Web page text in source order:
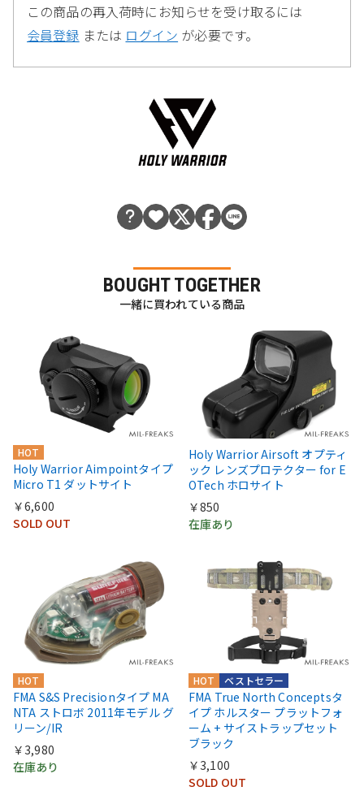
この商品の再入荷時にお知らせを受け取るには
会員登録 または ログイン が必要です。
BOUGHT TOGETHER
一緒に買われている商品
HOT
Holy Warrior Aimpointタイプ
Micro T1 ダットサイト
￥6,600
SOLD OUT
Holy Warrior Airsoft オプティ
ック レンズプロテクター for E
OTech ホロサイト
￥850
在庫あり
HOT
FMA S&S Precisionタイプ MA
NTA ストロボ 2011年モデル グ
リーン/IR
￥3,980
在庫あり
ベストセラー
HOT
FMA True North Conceptsタ
イプ ホルスター プラットフォ
ーム + サイストラップセット
ブラック
￥3,100
SOLD OUT